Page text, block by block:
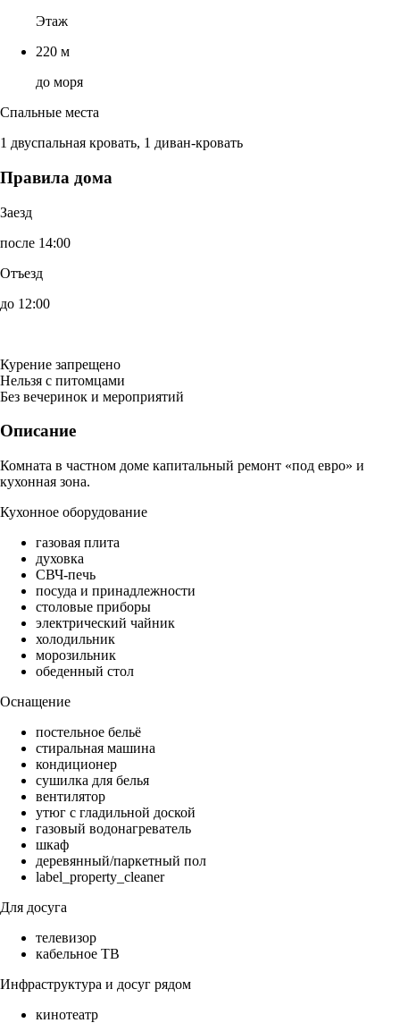
Этаж
220 м
до моря
Спальные места
1 двуспальная кровать, 1 диван-кровать
Правила дома
Заезд
после 14:00
Отъезд
до 12:00
Курение запрещено
Нельзя с питомцами
Без вечеринок и мероприятий
Описание
Комната в частном доме капитальный ремонт «под евро» и
кухонная зона.
Кухонное оборудование
газовая плита
духовка
СВЧ-печь
посуда и принадлежности
столовые приборы
электрический чайник
холодильник
морозильник
обеденный стол
Оснащение
постельное бельё
стиральная машина
кондиционер
сушилка для белья
вентилятор
утюг с гладильной доской
газовый водонагреватель
шкаф
деревянный/паркетный пол
label_property_cleaner
Для досуга
телевизор
кабельное ТВ
Инфраструктура и досуг рядом
кинотеатр